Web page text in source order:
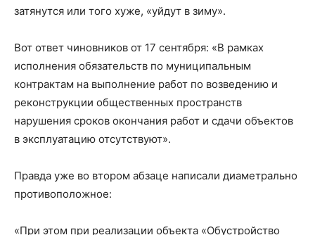
затянутся или того хуже, «уйдут в зиму».
Вот ответ чиновников от 17 сентября: «В рамках
исполнения обязательств по муниципальным
контрактам на выполнение работ по возведению и
реконструкции общественных пространств
нарушения сроков окончания работ и сдачи объектов
в эксплуатацию отсутствуют».
Правда уже во втором абзаце написали диаметрально
противоположное:
«При этом при реализации объекта «Обустройство